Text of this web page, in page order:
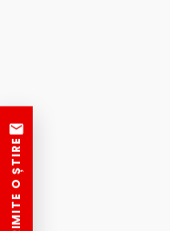
TRIMITE O ȘTIRE